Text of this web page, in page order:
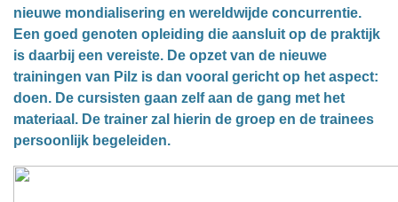
nieuwe mondialisering en wereldwijde concurrentie.
Een goed genoten opleiding die aansluit op de praktijk
is daarbij een vereiste. De opzet van de nieuwe
trainingen van Pilz is dan vooral gericht op het aspect:
doen. De cursisten gaan zelf aan de gang met het
materiaal. De trainer zal hierin de groep en de trainees
persoonlijk begeleiden.